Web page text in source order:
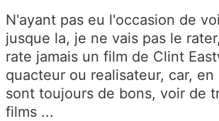
N'ayant pas eu l'occasion de
jusque la, je ne vais pas le
rate jamais un film de Clint
quacteur ou realisateur, car, en
sont toujours de bons, voir de
films ...